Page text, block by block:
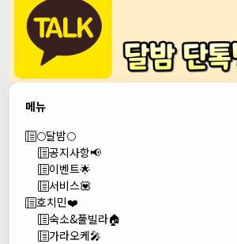
메뉴
🌕달밤🌕
공지사항📢
이벤트🌟
서비스💟
호치민❤️
숙소&풀빌라🏠
가라오케🎤